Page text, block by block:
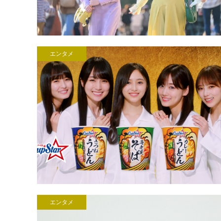
エンタメ
エンタメ